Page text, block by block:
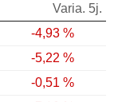
Varia. 5j.
-4,93 %
-5,22 %
-0,51 %